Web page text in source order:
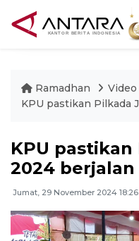
Ramadhan
Video
KPU pastikan Pilkada
KPU
2024
Jumat, 29 November 2024